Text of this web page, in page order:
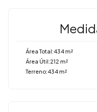
Área Total:434 m²
Área Útil:212 m²
Terreno:434 m²